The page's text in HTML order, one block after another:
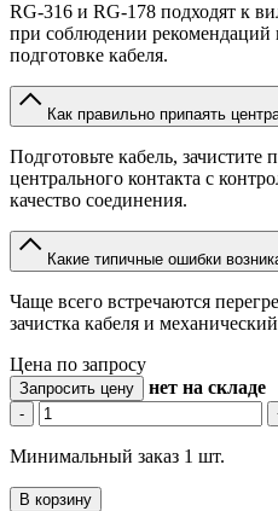
RG-316 и RG-178 подходят к
при соблюдении рекомендаций
подготовке кабеля.
Как правильно припаять
Подготовьте кабель,
центрального контакта с
качество соединения.
Какие типичные ошибки
Чаще всего встречаются
зачистка кабеля и
Цена по запросу
Запросить цену нет на складе
-
Минимальный заказ 1 шт.
В корзину